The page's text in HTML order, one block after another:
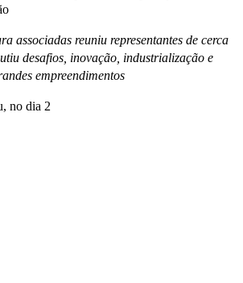
associadas reuniu representantes de cerca
desafios, inovação, industrialização e
empreendimentos
no dia 2